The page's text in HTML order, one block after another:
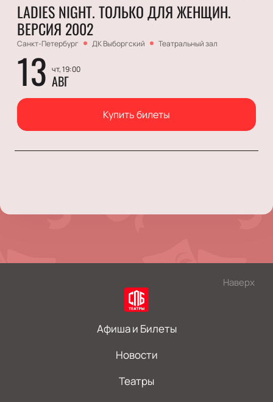
LADIES NIGHT. ТОЛЬКО ДЛЯ ЖЕНЩИН.
ВЕРСИЯ 2002
Санкт-Петербург ДК Выборгский Театральный зал
13 чт, 19:00
АВГ
Купить билеты
Наверх
Афиша и Билеты
Новости
Театры